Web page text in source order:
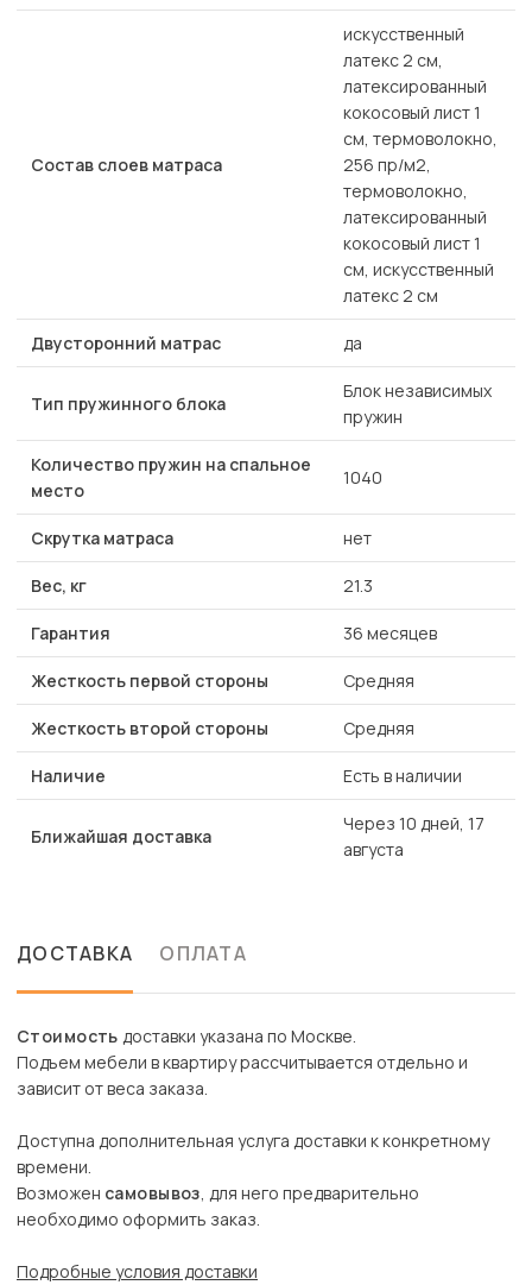
Состав слоев матраса
искусственный
латекс 2 см,
латексированный
кокосовый лист 1
см, термоволокно,
256 пр/м2,
термоволокно,
латексированный
кокосовый лист 1
см, искусственный
латекс 2 см
Двусторонний матрас да
Тип пружинного блока
Блок независимых
пружин
Количество пружин на спальное
место
1040
Скрутка матраса нет
Вес, кг 21.3
Гарантия 36 месяцев
Жесткость первой стороны Средняя
Жесткость второй стороны Средняя
Наличие Есть в наличии
Ближайшая доставка
Через 10 дней, 17
августа
ДОСТАВКА ОПЛАТА
Стоимость доставки указана по Москве.
Подъем мебели в квартиру рассчитывается отдельно и
зависит от веса заказа.
Доступна дополнительная услуга доставки к конкретному
времени.
Возможен самовывоз, для него предварительно
необходимо оформить заказ.
Подробные условия доставки